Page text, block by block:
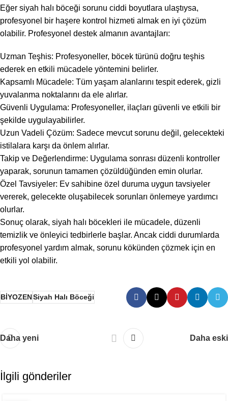
Eğer siyah halı böceği sorunu ciddi boyutlara ulaştıysa,
profesyonel bir haşere kontrol hizmeti almak en iyi çözüm
olabilir. Profesyonel destek almanın avantajları:
Uzman Teşhis: Profesyoneller, böcek türünü doğru teşhis
ederek en etkili mücadele yöntemini belirler.
Kapsamlı Mücadele: Tüm yaşam alanlarını tespit ederek, gizli
yuvalanma noktalarını da ele alırlar.
Güvenli Uygulama: Profesyoneller, ilaçları güvenli ve etkili bir
şekilde uygulayabilirler.
Uzun Vadeli Çözüm: Sadece mevcut sorunu değil, gelecekteki
istilalara karşı da önlem alırlar.
Takip ve Değerlendirme: Uygulama sonrası düzenli kontroller
yaparak, sorunun tamamen çözüldüğünden emin olurlar.
Özel Tavsiyeler: Ev sahibine özel duruma uygun tavsiyeler
vererek, gelecekte oluşabilecek sorunları önlemeye yardımcı
olurlar.
Sonuç olarak, siyah halı böcekleri ile mücadele, düzenli
temizlik ve önleyici tedbirlerle başlar. Ancak ciddi durumlarda
profesyonel yardım almak, sorunu kökünden çözmek için en
etkili yol olabilir.
BİYOZENSiyah Halı Böceği
Daha yeni Daha eski
İlgili gönderiler